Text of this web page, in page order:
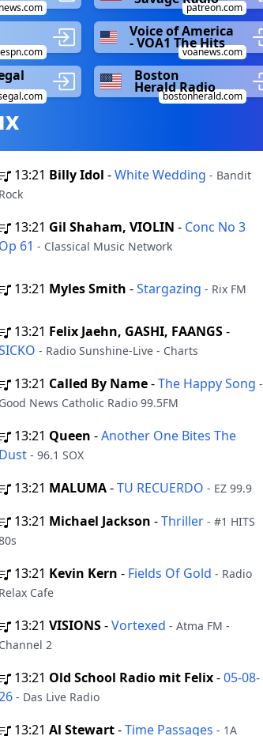
patreon.com
espn.com
Voice of America
- VOA1 The Hits
voanews.com
Boston
Herald Radio
bostonherald.com
13:21 Billy Idol -White Wedding - Bandit
Rock
13:21 Gil Shaham, VIOLIN - Conc No 3
Op 61 - Сlassical Music Network
13:21 Myles Smith -Stargazing - Rix FM
13:21 Felix Jaehn, GASHI, FAANGS-
- Radio Sunshine-Live - Charts
13:21 Called By Name-The Happy Song -
Good News Catholic Radio 99.5FM
13:21 Queen -Another One Bites The
Dust - 96.1 SOX
13:21 MALUMA-TU RECUERDO - EZ 99.9
13:21 Michael Jackson -Thriller - #1 HITS
13:21 Kevin Kern - Fields Of Gold - Radio
Relax Cafe
13:21 VISIONS-Vortexed - Atma FM -
Channel 2
13:21 Old School Radio mit Felix-05-08-
- Das Live Radio
13:21 Al Stewart-Time Passages - 1A